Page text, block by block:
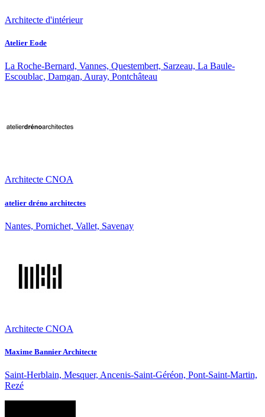
Architecte d'intérieur
Atelier Eode
La Roche-Bernard, Vannes, Questembert, Sarzeau, La Baule-
Escoublac, Damgan, Auray, Pontchâteau
Architecte CNOA
atelier dréno architectes
Nantes, Pornichet, Vallet, Savenay
Architecte CNOA
Maxime Bannier Architecte
Saint-Herblain, Mesquer, Ancenis-Saint-Géréon, Pont-Saint-Martin,
Rezé